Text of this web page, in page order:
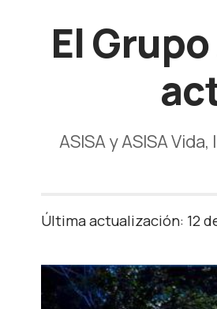
El
ASISA y ASISA
Última actualización: 12